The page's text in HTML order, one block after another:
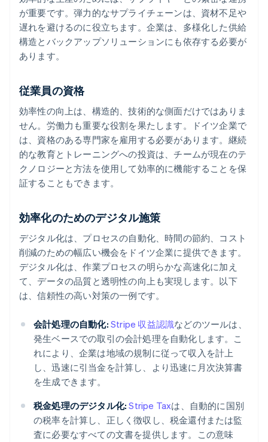
が重要です。弾力的なサプライチェーンは、資材不足や
遅れを避けるのに役立ちます。企業は、多様化した供給
構造とバックアップソリューションにも依存する必要が
あります。
従業員の資格
効率性の向上は、構造的、技術的な側面だけではありま
せん。労働力も重要な役割を果たします。ドイツ企業で
は、資格のある専門家を雇用する必要があります。継続
的な教育とトレーニングへの投資は、チームが現在のテ
クノロジーと方法を使用して効率的に機能することを保
証することもできます。
効率化のためのデジタル施策
デジタル化は、プロセスの自動化、時間の節約、コスト
削減のための幅広い機会をドイツ企業に提供できます。
デジタル化は、作業プロセスの明らかな高速化に加え
て、データの品質と透明性の向上も実現します。以下
は、信頼性の高い対策の一例です。
会計処理の自動化: Stripe 収益認識などのツールは、
発生ベースでの取引の会計処理を自動化します。こ
れにより、企業は地域の規制に従って収入を計上
し、迅速に引当金を計算し、より迅速に月次決算書
を生成できます。
税金処理のデジタル化: Stripe Taxは、自動的に国別
の税率を計算し、正しく徴収し、税金還付または監
査に必要なすべての文書を提供します。この意味